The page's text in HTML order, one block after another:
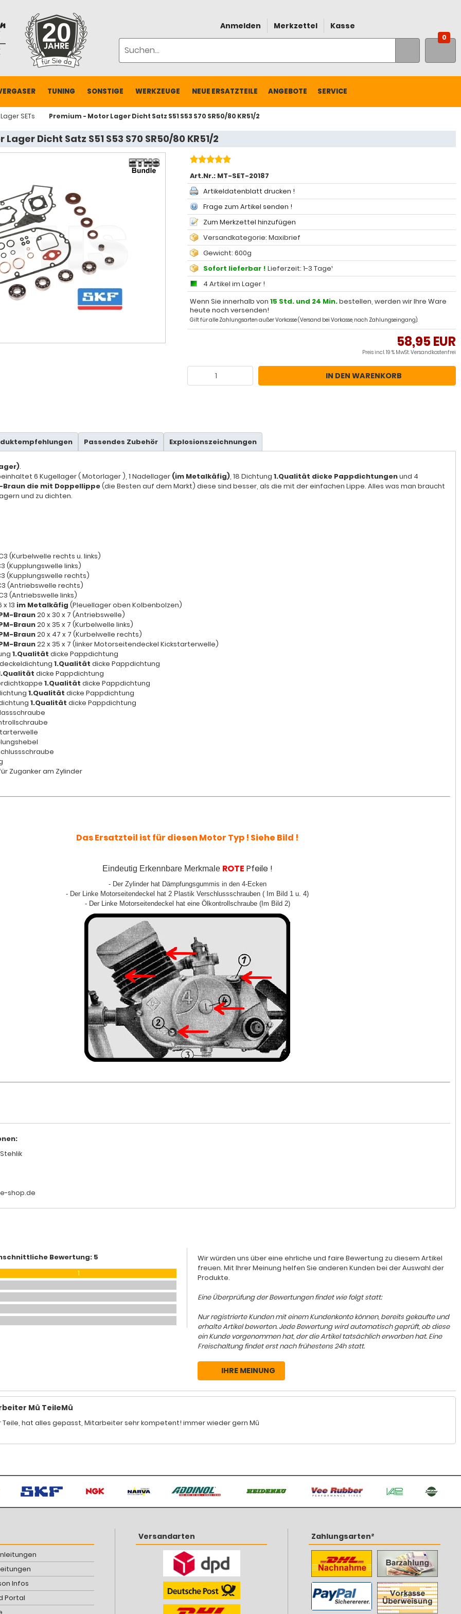
Anmelden Merkzettel Kasse
0
TUNING SONSTIGE WERKZEUGE NEUE ERSATZTEILE ANGEBOTE SERVICE
Lager SETs Premium - Motor Lager Dicht Satz S51 S53 S70 SR50/80 KR51/2
Dicht Satz S51 S53 S70 SR50/80 KR51/2
Art.Nr.: MT-SET-20187
Artikeldatenblatt drucken !
Frage zum Artikel senden !
Zum Merkzettel hinzufügen
Versandkategorie: Maxibrief
Gewicht: 600g
Sofort lieferbar ! Lieferzeit: 1-3 Tage¹
4 Artikel im Lager !
Wenn Sie innerhalb von 15 Std. und 24 Min.bestellen, werden wir Ihre Ware
heute noch versenden!
Gilt für alle Zahlungsarten außer Vorkasse (Versand bei Vorkasse, nach Zahlungseingang).
58,95 EUR
Preis incl. 19 % MwSt.Versandkostenfrei
IN DEN WARENKORB
Passendes Zubehör Explosionszeichnungen
.
6 Kugellager ( Motorlager ), 1 Nadellager (im Metalkäfig), 18 Dichtung 1.Qualität dicke Pappdichtungenund 4
Braun die mit Doppellippe(die Besten auf dem Markt) diese sind besser, als die mit der einfachen Lippe. Alles was man braucht
und zu dichten.
(Kurbelwelle rechts u. links)
(Kupplungswelle links)
(Kupplungswelle rechts)
(Antriebswelle rechts)
(Antriebswelle links)
x 13 im Metalkäfig (Pleuellager oben Kolbenbolzen)
Braun20 x 30 x 7 (Antriebswelle)
Braun20 x 35 x 7 (Kurbelwelle links)
Braun20 x 47 x 7 (Kurbelwelle rechts)
Braun22 x 35 x 7 (linker Motorseitendeckel Kickstarterwelle)
1.Qualität dicke Pappdichtung
1.Qualität dicke Pappdichtung
dicke Pappdichtung
1.Qualität dicke Pappdichtung
1.Qualität dicke Pappdichtung
1.Qualität dicke Pappdichtung
Zuganker am Zylinder
Das Ersatzteil ist für diesen Motor Typ ! Siehe Bild !
Eindeutig Erkennbare Merkmale ROTE Pfeile !
- Der Zylinder hat Dämpfungsgummis in den 4-Ecken
- Der Linke Motorseitendeckel hat 2 Plastik Verschlussschrauben ( Im Bild 1 u. 4)
- Der Linke Motorseitendeckel hat eine Ölkontrollschraube (Im Bild 2)
shop.de
Bewertung: 5
1
Wir würden uns über eine ehrliche und faire Bewertung zu diesem Artikel
freuen. Mit Ihrer Meinung helfen Sie anderen Kunden bei der Auswahl der
Produkte.
Eine Überprüfung der Bewertungen findet wie folgt statt:
Nur registrierte Kunden mit einem Kundenkonto können, bereits gekaufte und
erhalte Artikel bewerten. Jede Bewertung wird automatisch geprüft, ob diese
ein Kunde vorgenommen hat, der die Artikel tatsächlich erworben hat. Eine
Freischaltung findet erst nach frühestens 24h statt.
IHRE MEINUNG
Mû TeileMû
Teile, hat alles gepasst, Mitarbeiter sehr kompetent! immer wieder gern Mû
Infos
Portal
Versandarten Zahlungsarten²